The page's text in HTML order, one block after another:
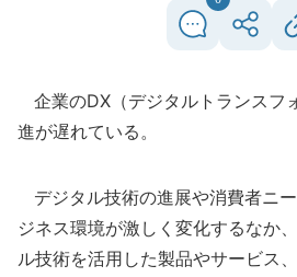
企業のDX（デジタルトランスフ
進が遅れている。
デジタル技術の進展や消費者ニ
ジネス環境が激しく変化するなか
ル技術を活用した製品やサービス